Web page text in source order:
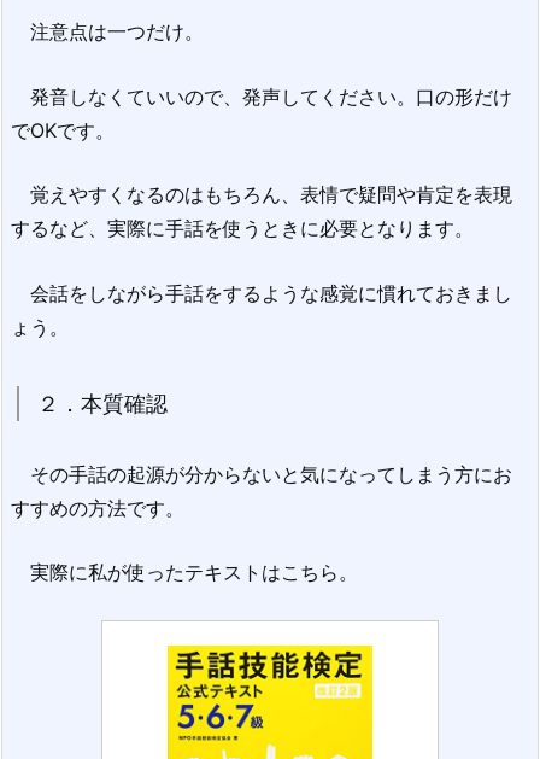
注意点は一つだけ。
発音しなくていいので、発声してください。口の形だけ
でOKです。
覚えやすくなるのはもちろん、表情で疑問や肯定を表現
するなど、実際に手話を使うときに必要となります。
会話をしながら手話をするような感覚に慣れておきまし
ょう。
２．本質確認
その手話の起源が分からないと気になってしまう方にお
すすめの方法です。
実際に私が使ったテキストはこちら。